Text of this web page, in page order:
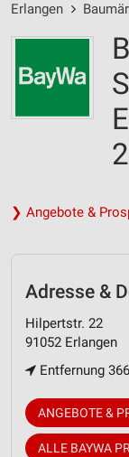
Erlangen
❯ Angebote &
Adresse &
Hilpertstr. 22
91052 Erlangen
Entfernung
ANGEBOTE &
ALLE BAYWA